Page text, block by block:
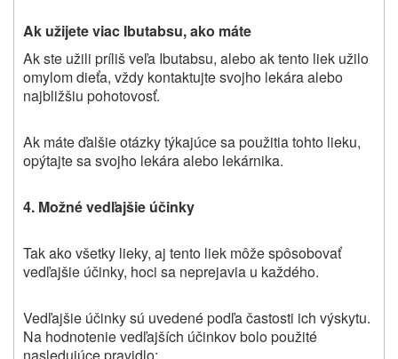
Ak užijete viac Ibutabsu, ako máte
Ak ste užili príliš veľa Ibutabsu, alebo ak tento liek užilo
omylom dieťa, vždy kontaktujte svojho lekára alebo
najbližšiu pohotovosť.
Ak máte ďalšie otázky týkajúce sa použitia tohto lieku,
opýtajte sa svojho lekára alebo lekárnika.
4. Možné vedľajšie účinky
Tak ako všetky lieky, aj tento liek môže spôsobovať
vedľajšie účinky, hoci sa neprejavia u každého.
Vedľajšie účinky sú uvedené podľa častosti ich výskytu.
Na hodnotenie vedľajších účinkov bolo použité